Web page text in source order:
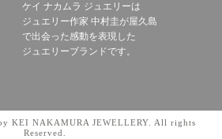
ケイ ナカムラ ジュエリーは
ジュエリー作家 中村圭が屋久島
で出会った感動を表現した
ジュエリーブランドです。
KEI NAKAMURA JEWELLERY. All rights
Reserved.